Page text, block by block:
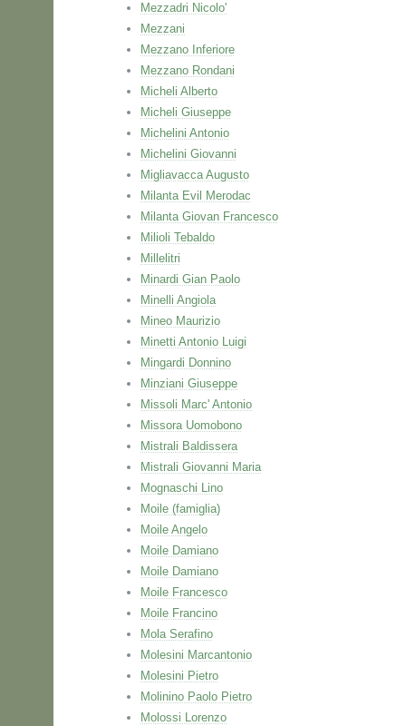
Mezzadri Nicolo'
Mezzani
Mezzano Inferiore
Mezzano Rondani
Micheli Alberto
Micheli Giuseppe
Michelini Antonio
Michelini Giovanni
Migliavacca Augusto
Milanta Evil Merodac
Milanta Giovan Francesco
Milioli Tebaldo
Millelitri
Minardi Gian Paolo
Minelli Angiola
Mineo Maurizio
Minetti Antonio Luigi
Mingardi Donnino
Minziani Giuseppe
Missoli Marc' Antonio
Missora Uomobono
Mistrali Baldissera
Mistrali Giovanni Maria
Mognaschi Lino
Moile (famiglia)
Moile Angelo
Moile Damiano
Moile Damiano
Moile Francesco
Moile Francino
Mola Serafino
Molesini Marcantonio
Molesini Pietro
Molinino Paolo Pietro
Molossi Lorenzo